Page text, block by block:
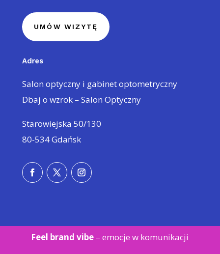
UMÓW WIZYTĘ
Adres
Salon optyczny i gabinet optometryczny
Dbaj o wzrok – Salon Optyczny
Starowiejska 50/130
80-534 Gdańsk
Feel brand vibe – emocje w komunikacji